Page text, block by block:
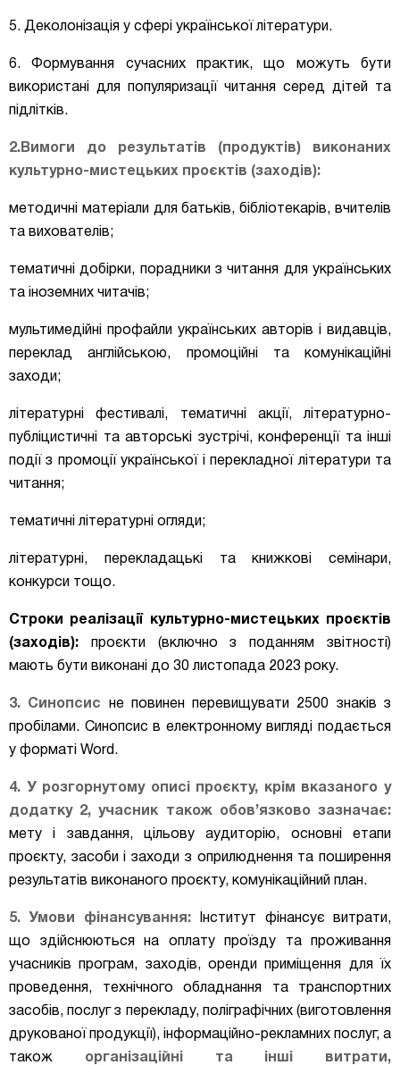
5. Деколонізація у сфері української літератури.
6. Формування сучасних практик, що можуть бути
використані для популяризації читання серед дітей та
підлітків.
2. Вимоги до результатів (продуктів) виконаних
культурно-мистецьких проєктів (заходів):
методичні матеріали для батьків, бібліотекарів, вчителів
та вихователів;
тематичні добірки, порадники з читання для українських
та іноземних читачів;
мультимедійні профайли українських авторів і видавців,
переклад англійською, промоційні та комунікаційні
заходи;
літературні фестивалі, тематичні акції, літературно-
публіцистичні та авторські зустрічі, конференції та інші
події з промоції української і перекладної літератури та
читання;
тематичні літературні огляди;
літературні, перекладацькі та книжкові семінари,
конкурси тощо.
Строки реалізації культурно-мистецьких проєктів
(заходів): проєкти (включно з поданням звітності)
мають бути виконані до 30 листопада 2023 року.
3. Синопсис не повинен перевищувати 2500 знаків з
пробілами. Синопсис в електронному вигляді подається
у форматі Word.
4. У розгорнутому описі проєкту, крім вказаного у
додатку 2,
учасник також обов’язково зазначає:
мету і завдання, цільову аудиторію, основні етапи
проєкту, засоби і заходи з оприлюднення та поширення
результатів виконаного проєкту, комунікаційний план.
5. Умови фінансування:Інститут фінансуєвитрати,
що здійснюються на оплату проїзду та проживання
учасників програм, заходів, оренди приміщення для їх
проведення, технічного обладнання та транспортних
засобів, послуг з перекладу, поліграфічних (виготовлення
друкованої продукції), інформаційно-рекламних послуг, а
також організаційні та інші витрати,